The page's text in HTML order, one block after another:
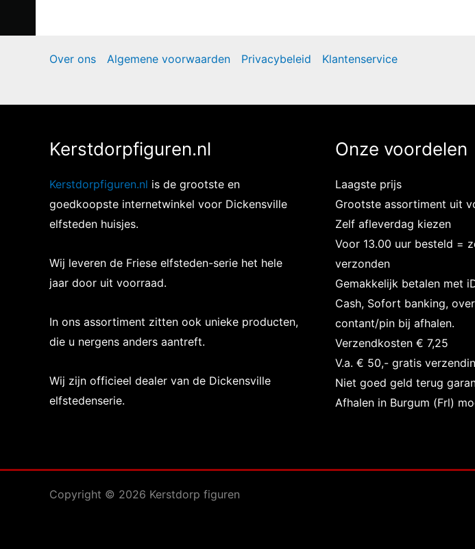
Over ons Algemene voorwaarden Privacybeleid Klantenservice
Kerstdorpfiguren.nl
Kerstdorpfiguren.nl is de grootste en
goedkoopste internetwinkel voor Dickensville
elfsteden huisjes.
Wij leveren de Friese elfsteden-serie het hele
jaar door uit voorraad.
In ons assortiment zitten ook unieke producten,
die u nergens anders aantreft.
Wij zijn officieel dealer van de Dickensville
elfstedenserie.
Onze voordelen
Laagste prijs
Grootste assortiment uit
Zelf afleverdag kiezen
Voor 13.00 uur besteld =
verzonden
Gemakkelijk betalen met
Cash, Sofort banking,
contant/pin bij afhalen.
Verzendkosten € 7,25
V.a. € 50,- gratis
Niet goed geld terug
Afhalen in Burgum (Frl)
Copyright © 2026 Kerstdorp figuren